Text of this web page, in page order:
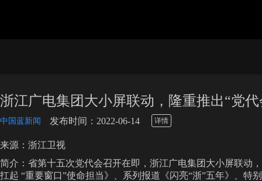
浙江广电集团大小屏联动，隆重推出“党
中国蓝新闻 发布时间：2022-06-14 详情
来源：浙江卫视
简介：省第十五次党代会召开在即，浙江广电集团大小屏联动
扛起 “重要窗口”使命担当》、系列报道《闪亮“浙”五年》、特